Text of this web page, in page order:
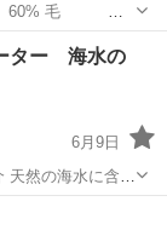
リル 60% 毛
ター 海水の
6月9日
工海水。 原材
リウム、塩化カ